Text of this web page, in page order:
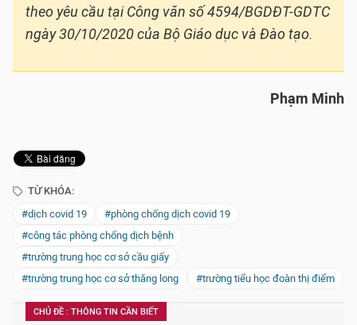
theo yêu cầu tại Công văn số 4594/BGDĐT-GDTC
ngày 30/10/2020 của Bộ Giáo dục và Đào tạo.
Phạm Minh
TỪ KHÓA:
#dịch covid 19
#phòng chống dịch covid 19
#công tác phòng chống dịch bệnh
#trường trung học cơ sở cầu giấy
#trường trung học cơ sở thăng long
#trường tiểu học đoàn thị điểm
CHỦ ĐỀ : THÔNG TIN CẦN BIẾT